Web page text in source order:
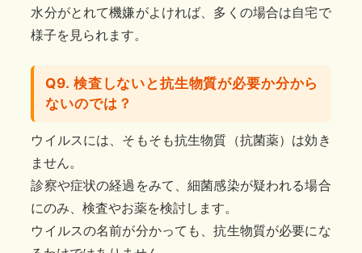
水分がとれて機嫌がよければ、多くの場合は自宅で
様子を見られます。
Q9. 検査しないと抗生物質が必要か分から
ないのでは？
ウイルスには、そもそも抗生物質（抗菌薬）は効き
ません。
診察や症状の経過をみて、細菌感染が疑われる場合
にのみ、検査やお薬を検討します。
ウイルスの名前が分かっても、抗生物質が必要にな